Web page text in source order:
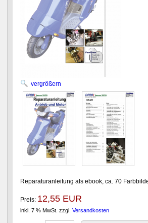
vergrößern
Reparaturanleitung als ebook, ca. 70
Preis: 12,55 EUR
inkl. 7 % MwSt. zzgl. Versandkosten